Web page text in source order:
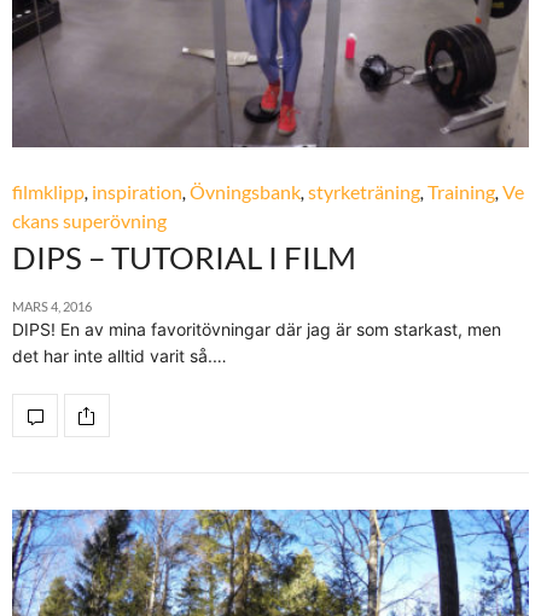
filmklipp, inspiration,Övningsbank,styrketräning,Training,Ve
ckans superövning
DIPS – TUTORIAL I FILM
MARS 4, 2016
DIPS! En av mina favoritövningar där jag är som starkast, men
det har inte alltid varit så.…